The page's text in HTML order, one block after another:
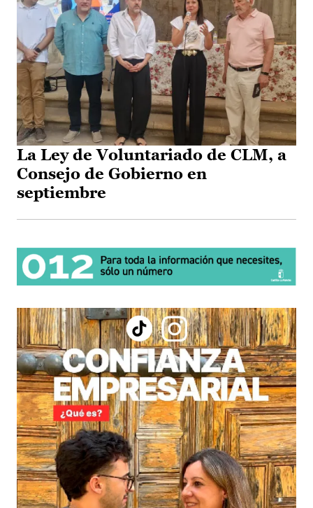
La Ley de Voluntariado de CLM, a
Consejo de Gobierno en
septiembre